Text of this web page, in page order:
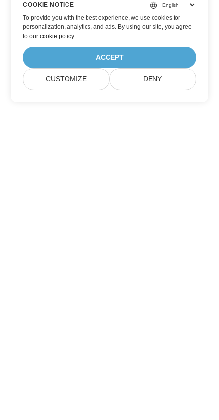
COOKIE NOTICE
To provide you with the best experience, we use cookies for
personalization, analytics, and ads. By using our site, you agree
toour cookie policy.
ACCEPT
CUSTOMIZE DENY